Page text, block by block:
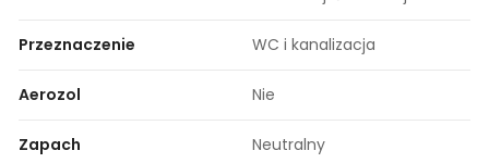
Przeznaczenie WC i kanalizacja
Aerozol Nie
Zapach Neutralny